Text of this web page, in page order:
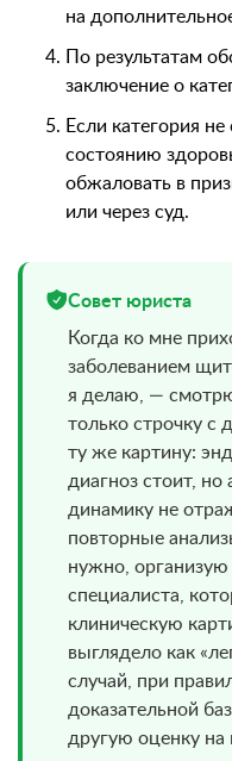
на
По результатам
заключение о
Если категория
состоянию
обжаловать в
или через суд.
Совет юриста
Когда ко мне
заболеванием
я делаю, —
только строчку с
ту же картину:
диагноз стоит,
динамику не
повторные
нужно,
специалиста,
клиническую
выглядело как
случай, при
доказательной
другую оценку на